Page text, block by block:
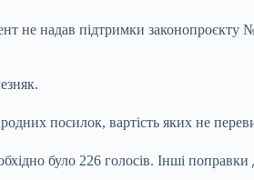
не надав підтримки законопроєкту
посилок, вартість яких не
було 226 голосів. Інші